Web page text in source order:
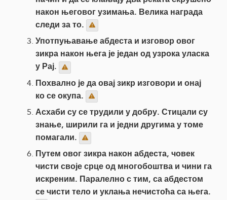
након његовог узимања. Велика награда
следи за то.
Употпуњавање абдеста и изговор овог
зикра након њега је један од узрока уласка
у Рај.
Похвално је да овај зикр изговори и онај
ко се окупа.
Асхаби су се трудили у добру. Стицали су
знање, ширили га и једни другима у томе
помагали.
Путем овог зикра након абдеста, човек
чисти своје срце од многобоштва и чини га
искреним. Паралелно с тим, са абдестом
се чисти тело и уклања нечистоћа са њега.